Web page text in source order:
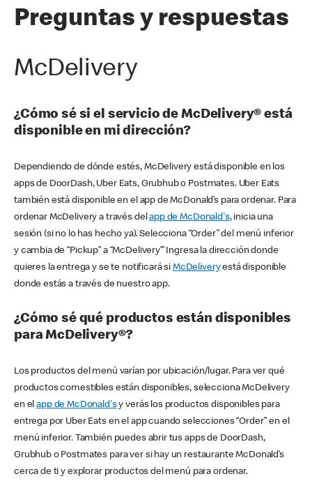
Preguntas y respuestas
McDelivery
¿Cómo sé si el servicio de McDelivery® está
disponible en mi dirección?
Dependiendo de dónde estés, McDelivery está disponible en los
apps de DoorDash, Uber Eats, Grubhub o Postmates. Uber Eats
también está disponible en el app de McDonald’s para ordenar. Para
ordenar McDelivery a través delapp de McDonald's, inicia una
sesión (si no lo has hecho ya). Selecciona “Order” del menú inferior
y cambia de “Pickup” a “McDelivery’” Ingresa la dirección donde
quieres la entrega y se te notificará si McDeliveryestá disponible
donde estás a través de nuestro app.
¿Cómo sé qué productos están disponibles
para McDelivery®?
Los productos del menú varían por ubicación/lugar. Para ver qué
productos comestibles están disponibles, selecciona McDelivery
en elapp de McDonald'sy verás los productos disponibles para
entrega por Uber Eats en el app cuando selecciones “Order” en el
menú inferior. También puedes abrir tus apps de DoorDash,
Grubhub o Postmates para ver si hay un restaurante McDonald’s
cerca de ti y explorar productos del menú para ordenar.